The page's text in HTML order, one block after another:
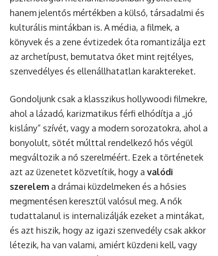
hanem jelentős mértékben a külső, társadalmi és
kulturális mintákban is. A média, a filmek, a
könyvek és a zene évtizedek óta romantizálja ezt
az archetípust, bemutatva őket mint rejtélyes,
szenvedélyes és ellenállhatatlan karaktereket.
Gondoljunk csak a klasszikus hollywoodi filmekre,
ahol a lázadó, karizmatikus férfi elhódítja a „jó
kislány” szívét, vagy a modern sorozatokra, ahol a
bonyolult, sötét múlttal rendelkező hős végül
megváltozik a nő szerelméért. Ezek a történetek
azt az üzenetet közvetítik, hogy a valódi
szerelem a drámai küzdelmeken és a hősies
megmentésen keresztül valósul meg. A nők
tudattalanul is internalizálják ezeket a mintákat,
és azt hiszik, hogy az igazi szenvedély csak akkor
létezik, ha van valami, amiért küzdeni kell, vagy